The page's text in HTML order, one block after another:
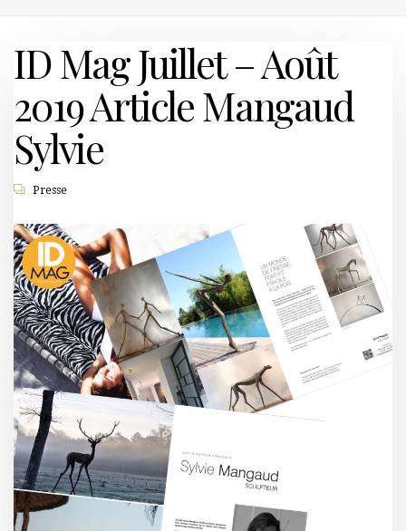
ID Mag Juillet – Août
2019 Article Mangaud
Sylvie
Presse